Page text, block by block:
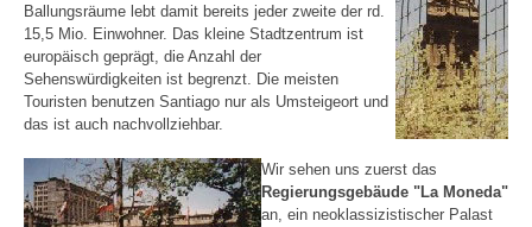
Ballungsräume lebt damit bereits jeder zweite der rd.
15,5 Mio. Einwohner. Das kleine Stadtzentrum ist
europäisch geprägt, die Anzahl der
Sehenswürdigkeiten ist begrenzt. Die meisten
Touristen benutzen Santiago nur als Umsteigeort und
das ist auch nachvollziehbar.
Wir sehen uns zuerst das
Regierungsgebäude "La Moneda"
an, ein neoklassizistischer Palast